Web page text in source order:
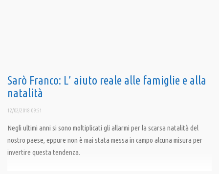
Sarò Franco: L’ aiuto reale alle famiglie e alla
natalità
12/02/2018 09:51
Negli ultimi anni si sono moltiplicati gli allarmi per la scarsa natalità del
nostro paese, eppure non è mai stata messa in campo alcuna misura per
invertire questa tendenza.